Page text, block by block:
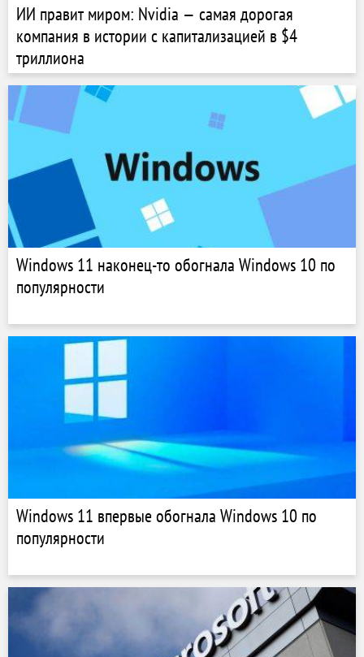
ИИ правит миром: Nvidia — самая дорогая
компания в истории с капитализацией в $4
триллиона
Windows 11 наконец-то обогнала Windows 10 по
популярности
Windows 11 впервые обогнала Windows 10 по
популярности